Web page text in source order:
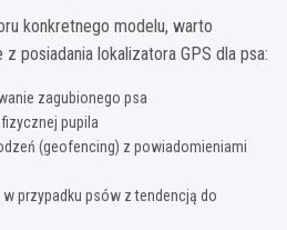
konkretnego modelu, warto
posiadania lokalizatora GPS dla psa:
zagubionego psa
pupila
(geofencing) z powiadomieniami
przypadku psów z tendencją do